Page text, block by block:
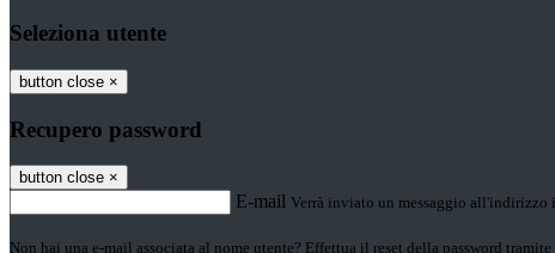
Seleziona utente
button close ×
Recupero password
button close ×
E-mail Verrà inviato un messaggio all'indirizzo
Non hai una e-mail associata al nome utente? Effettua il reset della password tramite